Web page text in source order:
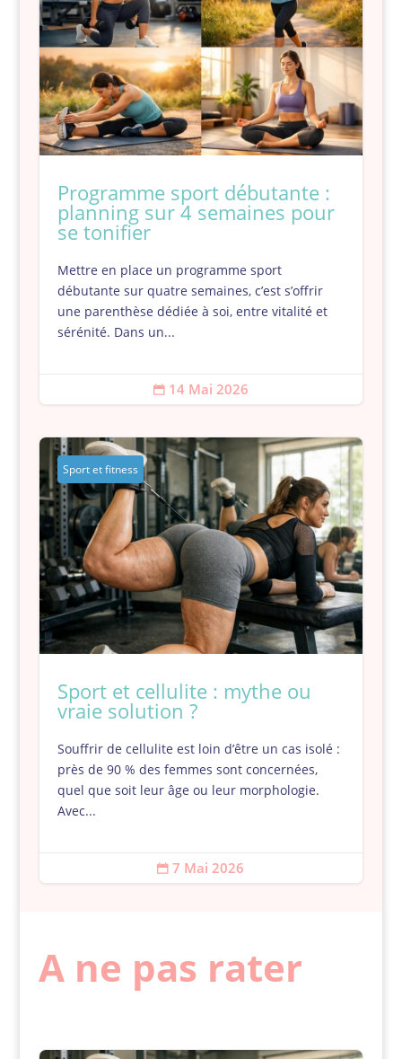
Programme sport débutante :
planning sur 4 semaines pour
se tonifier
Mettre en place un programme sport
débutante sur quatre semaines, c’est s’offrir
une parenthèse dédiée à soi, entre vitalité et
sérénité. Dans un...
 14 Mai 2026
Sport et fitness
Sport et cellulite : mythe ou
vraie solution ?
Souffrir de cellulite est loin d’être un cas isolé :
près de 90 % des femmes sont concernées,
quel que soit leur âge ou leur morphologie.
Avec...
 7 Mai 2026
A ne pas rater